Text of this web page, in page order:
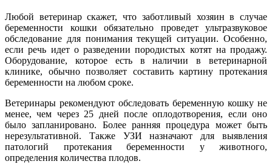
Любой ветеринар скажет, что заботливый хозяин в случае
беременности кошки обязательно проведет ультразвуковое
обследование для понимания текущей ситуации. Особенно,
если речь идет о разведении породистых котят на продажу.
Оборудование, которое есть в наличии в ветеринарной
клинике, обычно позволяет составить картину протекания
беременности на любом сроке.
Ветеринары рекомендуют обследовать беременную кошку не
менее, чем через 25 дней после оплодотворения, если оно
было запланировано. Более ранняя процедура может быть
нерезультативной. Также УЗИ назначают для выявления
патологий протекания беременности у животного,
определения количества плодов.